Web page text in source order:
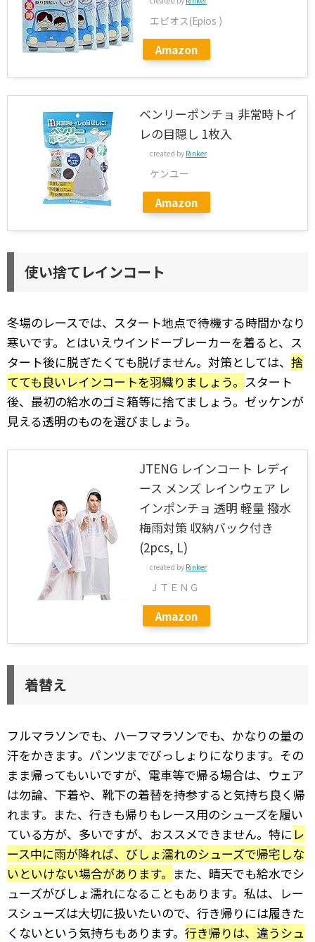
エピオス(Epios )
Amazon
ベンリーポンチョ 非常時トイ
レの目隠し 1枚入
created by Rinker
ケンユー
Amazon
使い捨てレインコート
冬場のレースでは、スタート地点で待機する時間かなり
寒いです。とはいえウインドーブレーカーを着ると、ス
タート後に脱ぎたくても脱げません。対策としては、 捨
てても良いレインコートを羽織りましょう。 スタート
後、最初の給水のゴミ箱等に捨てましょう。ゼッケンが
見える透明のものを選びましょう。
JTENG レインコート レディ
ース メンズ レインウェア レ
インポンチョ 透明 軽量 撥水
梅雨対策 収納バック付き
(2pcs, L)
created by Rinker
ＪＴＥＮＧ
Amazon
着替え
フルマラソンでも、ハーフマラソンでも、かなりの量の
汗をかきます。パンツまでびっしょりになります。その
まま帰ってもいいですが、電車等で帰る場合は、ウェア
は勿論、下着や、靴下の着替を持参すると気持ち良く帰
れます。また、行きも帰りもレース用のシューズを履い
ている方が、多いですが、おススメできません。特に レ
ース中に雨が降れば、びしょ濡れのシューズで帰宅しな
いといけない場合があります。 また、晴天でも給水でシ
ューズがびしょ濡れになることもあります。私は、レー
スシューズは大切に扱いたいので、行き帰りには履きた
くないという気持ちもあります。 行き帰りは、違うシュ